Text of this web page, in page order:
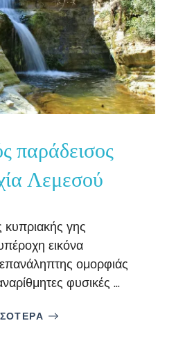
παράδεισος
Λεμεσού
γης
εικόνα
ομορφιάς
φυσικές ...